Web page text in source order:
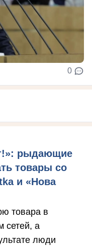
0
рыдающие
товары со
и «Нова
товара в
сетей, а
люди